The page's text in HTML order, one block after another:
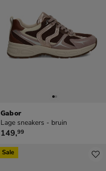
Gabor
Lage sneakers - bruin
€ 149,99
149,99
Sale